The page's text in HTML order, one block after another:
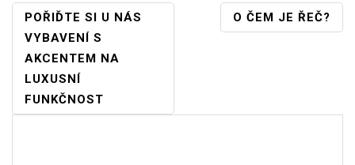
Navigace
Pro
Příspěvek
POŘIĎTE SI U NÁS
VYBAVENÍ S
AKCENTEM NA
LUXUSNÍ
FUNKČNOST
O ČEM JE ŘEČ?